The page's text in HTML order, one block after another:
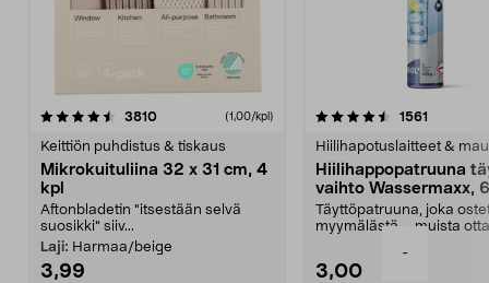
-
3810arvostelut (1,00/kpl)
Keittiön puhdistus & tiskaus
Mikrokuituliina 32 x 31 cm, 4
kpl
Aftonbladetin "itsestään selvä
suosikki" siiv...
Laji: Harmaa/beige
3,99
4.5viidestä
1561
Hiilihapotuslaitteet &
Hiilihappopatruuna
vaihto Wassermaxx,
Täyttöpatruuna, joka
myymälästä – muista
3,00
4.5viidestä